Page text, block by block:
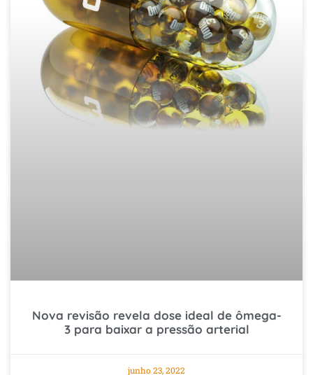
Nova revisão revela dose ideal de ômega-
3 para baixar a pressão arterial
junho 23, 2022